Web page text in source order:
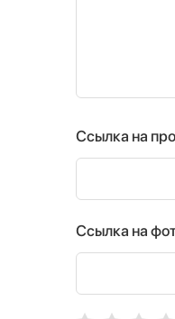
Ссылка на
Ссылка на